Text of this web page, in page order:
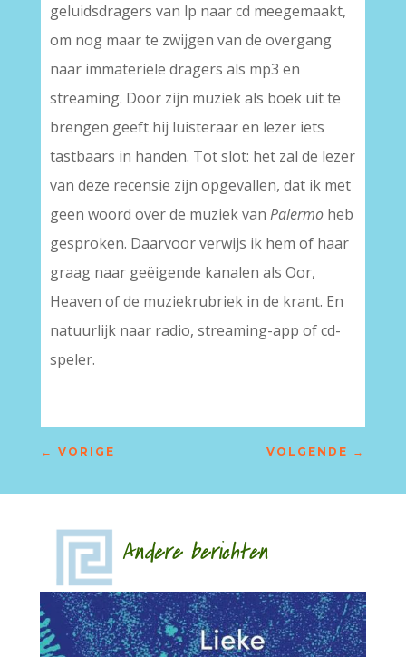
geluidsdragers van lp naar cd meegemaakt,
om nog maar te zwijgen van de overgang
naar immateriële dragers als mp3 en
streaming. Door zijn muziek als boek uit te
brengen geeft hij luisteraar en lezer iets
tastbaars in handen. Tot slot: het zal de lezer
van deze recensie zijn opgevallen, dat ik met
geen woord over de muziek van Palermoheb
gesproken. Daarvoor verwijs ik hem of haar
graag naar geëigende kanalen als Oor,
Heaven of de muziekrubriek in de krant. En
natuurlijk naar radio, streaming-app of cd-
speler.
← VORIGE VOLGENDE →
Andere berichten